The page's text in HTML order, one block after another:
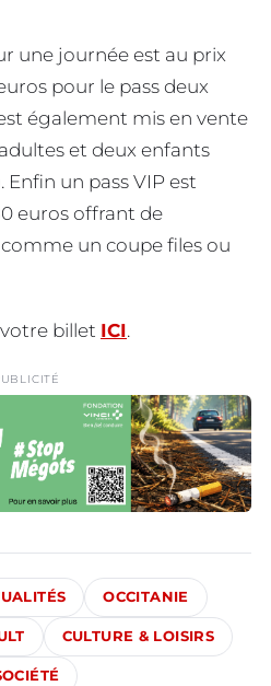
une journée est au prix
pour le pass deux
également mis en vente
et deux enfants
Enfin un pass VIP est
euros offrant de
un coupe files ou
billet ICI.
OCCITANIE
CULTURE & LOISIRS